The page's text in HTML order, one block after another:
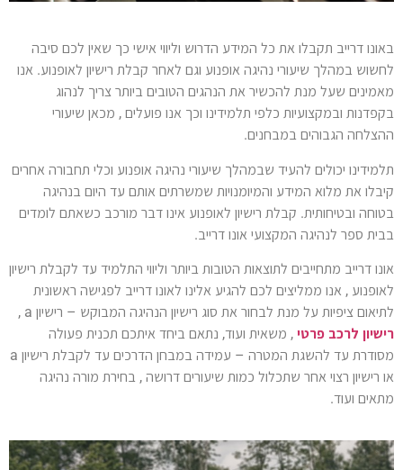
באונו דרייב תקבלו את כל המידע הדרוש וליווי אישי כך שאין לכם סיבה
לחשוש במהלך שיעורי נהיגה אופנוע וגם לאחר קבלת רישיון לאופנוע. אנו
מאמינים שעל מנת להכשיר את הנהגים הטובים ביותר צריך לנהוג
בקפדנות ובמקצועיות כלפי תלמידינו וכך אנו פועלים , מכאן שיעורי
ההצלחה הגבוהים במבחנים.
תלמידינו יכולים להעיד שבמהלך שיעורי נהיגה אופנוע וכלי תחבורה אחרים
קיבלו את מלוא המידע והמיומנויות שמשרתים אותם עד היום בנהיגה
בטוחה ובטיחותית. קבלת רישיון לאופנוע אינו דבר מורכב כשאתם לומדים
בבית ספר לנהיגה המקצועי אונו דרייב.
אונו דרייב מתחייבים לתוצאות הטובות ביותר וליווי התלמיד עד לקבלת רישיון
לאופנוע , אנו ממליצים לכם להגיע אלינו לאונו דרייב לפגישה ראשונית
לתיאום ציפיות על מנת לבחור את סוג רישיון הנהיגה המבוקש – רישיון a ,
רישיון לרכב פרטי , משאית ועוד, נתאם ביחד איתכם תכנית פעולה
מסודרת עד להשגת המטרה – עמידה במבחן הדרכים עד לקבלת רישיון a
או רישיון רצוי אחר שתכלול כמות שיעורים דרושה , בחירת מורה נהיגה
מתאים ועוד.